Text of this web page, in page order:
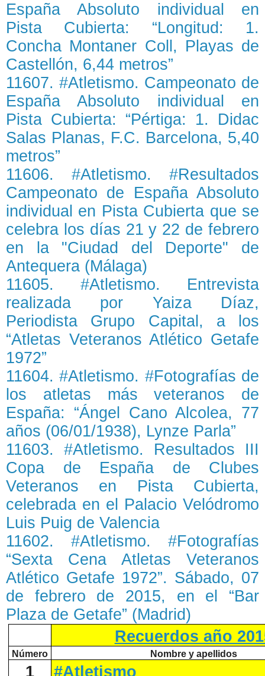
España Absoluto individual en
Pista Cubierta: “Longitud: 1.
Concha Montaner Coll, Playas de
Castellón, 6,44 metros”
11607. #Atletismo. Campeonato de
España Absoluto individual en
Pista Cubierta: “Pértiga: 1. Didac
Salas Planas, F.C. Barcelona, 5,40
metros”
11606. #Atletismo. #Resultados
Campeonato de España Absoluto
individual en Pista Cubierta que se
celebra los días 21 y 22 de febrero
en la "Ciudad del Deporte" de
Antequera (Málaga)
11605. #Atletismo. Entrevista
realizada por Yaiza Díaz,
Periodista Grupo Capital, a los
“Atletas Veteranos Atlético Getafe
1972”
11604. #Atletismo. #Fotografías de
los atletas más veteranos de
España: “Ángel Cano Alcolea, 77
años (06/01/1938), Lynze Parla”
11603. #Atletismo. Resultados III
Copa de España de Clubes
Veteranos en Pista Cubierta,
celebrada en el Palacio Velódromo
Luis Puig de Valencia
11602. #Atletismo. #Fotografías
“Sexta Cena Atletas Veteranos
Atlético Getafe 1972”. Sábado, 07
de febrero de 2015, en el “Bar
Plaza de Getafe” (Madrid)
Recuerdos año
Número Nombre y apellidos
1 #Atletismo